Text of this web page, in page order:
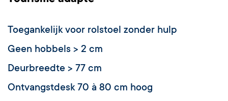
Toegankelijk voor rolstoel zonder hulp
Geen hobbels > 2 cm
Deurbreedte > 77 cm
Ontvangstdesk 70 à 80 cm hoog